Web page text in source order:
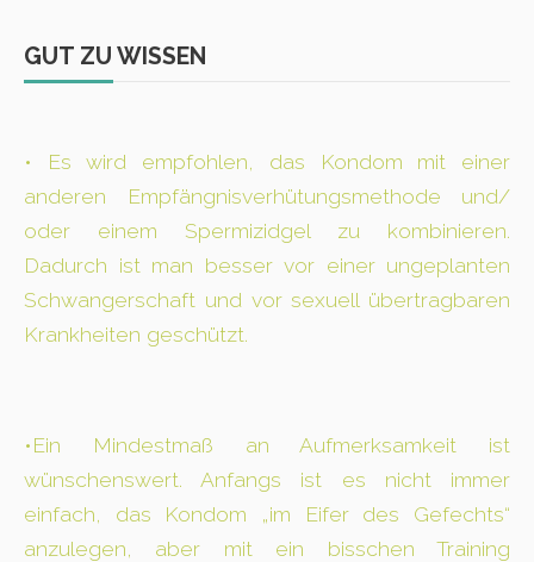
GUT ZU WISSEN
• Es wird empfohlen, das Kondom mit einer
anderen Empfängnisverhütungsmethode und/
oder einem Spermizidgel zu kombinieren.
Dadurch ist man besser vor einer ungeplanten
Schwangerschaft und vor sexuell übertragbaren
Krankheiten geschützt.
•Ein Mindestmaß an Aufmerksamkeit ist
wünschenswert. Anfangs ist es nicht immer
einfach, das Kondom „im Eifer des Gefechts“
anzulegen, aber mit ein bisschen Training